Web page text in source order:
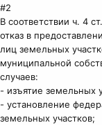
#2
В соответствии ч. 4
отказ в
лиц земельных
муниципальной
случаев:
- изъятие земельных
- установление
земельных участков;